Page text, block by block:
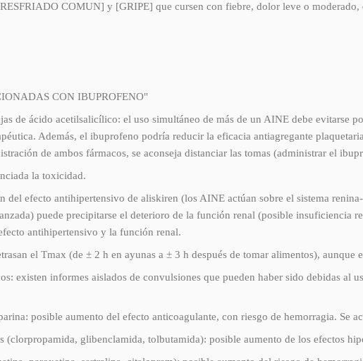
COMUN] y [GRIPE] que cursen con fiebre, dolor leve o
CON IBUPROFENO"
de ácido acetilsalicílico: el uso simultáneo de más de un AINE debe evitarse
Además, el ibuprofeno podría reducir la eficacia antiagregante
de ambos fármacos, se aconseja distanciar las tomas (administrar el
la toxicidad.
del efecto antihipertensivo de aliskiren (los AINE actúan sobre el sistema
puede precipitarse el deterioro de la función renal (posible insuficiencia
antihipertensivo y la función renal.
el Tmax (de ± 2 h en ayunas a ± 3 h después de tomar alimentos), aunque
existen informes aislados de convulsiones que pueden haber sido debidas al
posible aumento del efecto anticoagulante, con riesgo de hemorragia. Se
(clorpropamida, glibenclamida, tolbutamida): posible aumento de los efectos